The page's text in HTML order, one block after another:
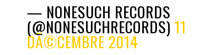
— NONESUCH RECORDS
(@NONESUCHRECORDS)11
DÃ©CEMBRE 2014